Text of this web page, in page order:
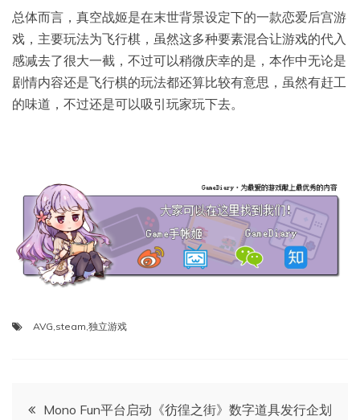
总体而言，真空战姬是在末世背景设定下的一款恋爱后宫游
戏，主要玩法为飞行棋，虽然这多种要素混合让游戏的代入
感减去了很大一截，不过可以稍微庆幸的是，本作中无论是
剧情内容还是飞行棋的玩法都还算比较有意思，虽然有赶工
的味道，不过还是可以吸引玩家玩下去。
AVG steam 独立游戏
文 Mono Fun平台启动《彷徨之街》数字道具发行企划